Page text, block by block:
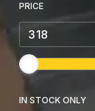
PRICE
IN STOCK ONLY